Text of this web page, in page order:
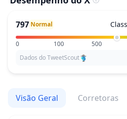
797 Normal
0 100 500
Dados do TweetScout
Visão Geral Corretoras